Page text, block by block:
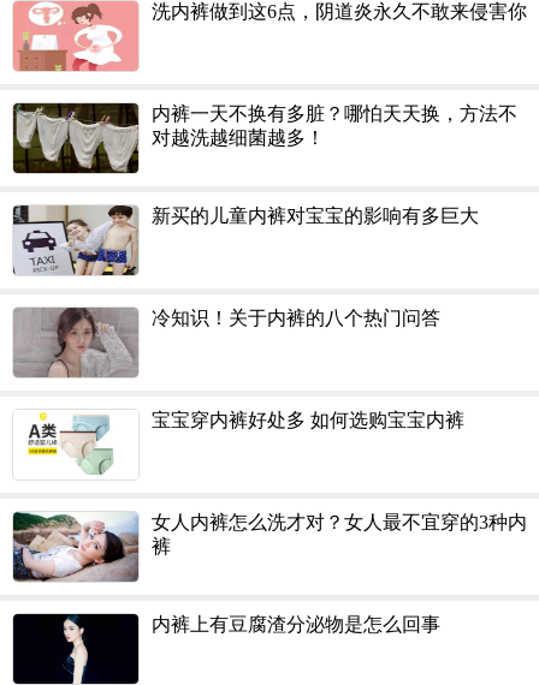
洗内裤做到这6点，阴道炎永久不敢来侵害你
内裤一天不换有多脏？哪怕天天换，方法不
对越洗越细菌越多！
新买的儿童内裤对宝宝的影响有多巨大
冷知识！关于内裤的八个热门问答
宝宝穿内裤好处多 如何选购宝宝内裤
女人内裤怎么洗才对？女人最不宜穿的3种内
裤
内裤上有豆腐渣分泌物是怎么回事